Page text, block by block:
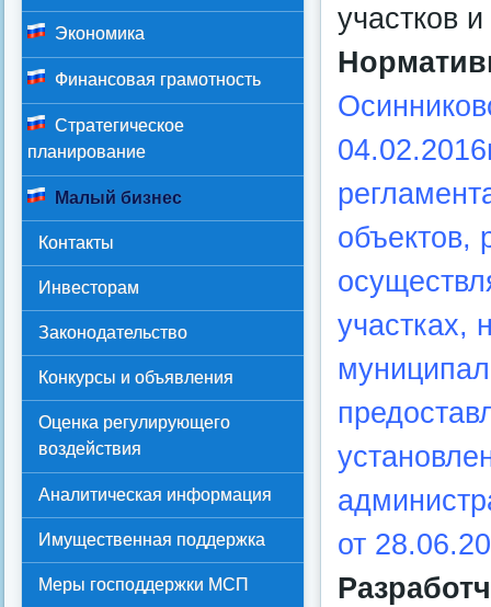
участков
объектов,
участках,
от
Экономика
Финансовая грамотность
Стратегическое
планирование
Малый бизнес
Контакты
Инвесторам
Законодательство
Конкурсы и объявления
Оценка регулирующего
воздействия
Аналитическая информация
Имущественная поддержка
Меры господдержки МСП